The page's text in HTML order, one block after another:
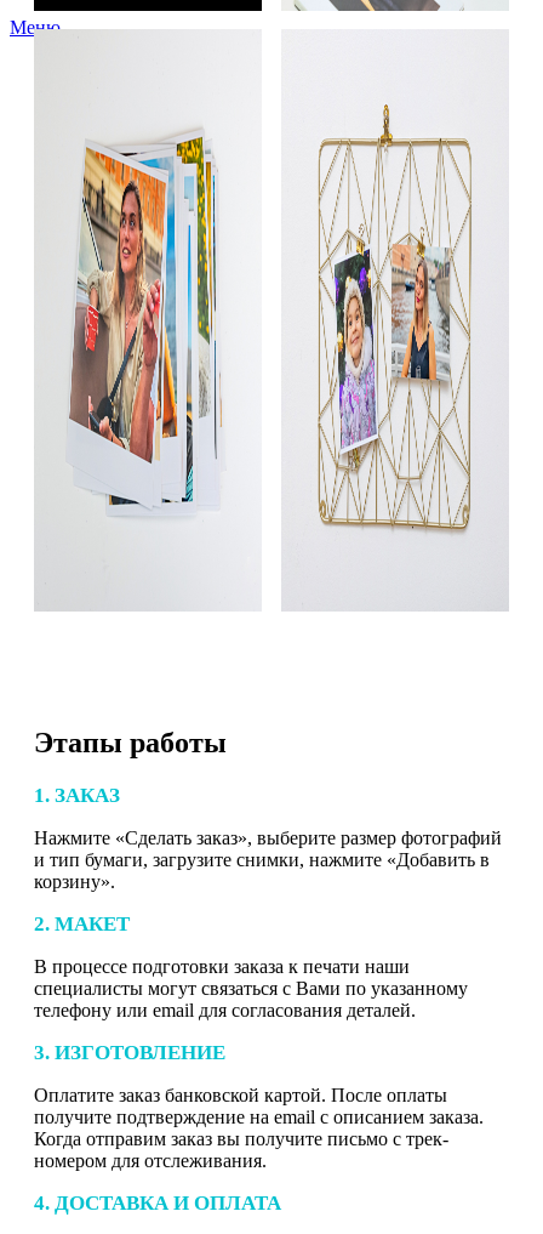
Меню
Этапы работы
1. ЗАКАЗ
Нажмите «Сделать заказ», выберите размер фотографий
и тип бумаги, загрузите снимки, нажмите «Добавить в
корзину».
2. МАКЕТ
В процессе подготовки заказа к печати наши
специалисты могут связаться с Вами по указанному
телефону или email для согласования деталей.
3. ИЗГОТОВЛЕНИЕ
Оплатите заказ банковской картой. После оплаты
получите подтверждение на email с описанием заказа.
Когда отправим заказ вы получите письмо с трек-
номером для отслеживания.
4. ДОСТАВКА И ОПЛАТА